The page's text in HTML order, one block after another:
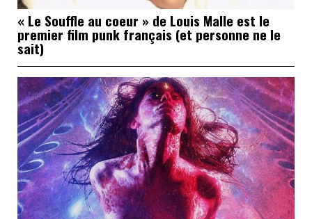
« Le Souffle au coeur » de Louis Malle est le
premier film punk français (et personne ne le
sait)